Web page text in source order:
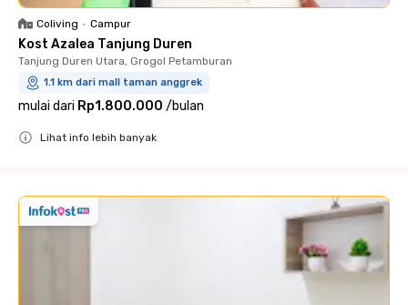
Coliving • Campur
Kost Azalea Tanjung Duren
Tanjung Duren Utara, Grogol Petamburan
1.1 km dari mall taman anggrek
mulai dari Rp1.800.000 /bulan
Lihat info lebih banyak